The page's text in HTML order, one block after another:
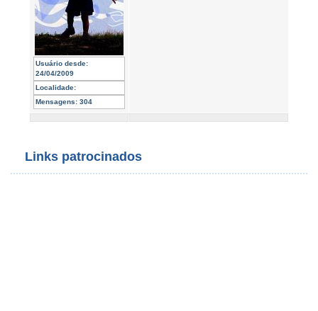
Usuário desde:
24/04/2009
Localidade:
Mensagens: 304
Links patrocinados